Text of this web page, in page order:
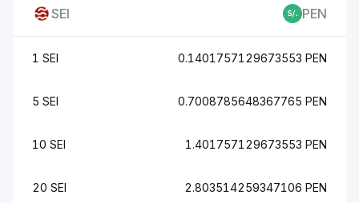
SEI PEN
1 SEI 0.1401757129673553 PEN
5 SEI 0.7008785648367765 PEN
10 SEI 1.401757129673553 PEN
20 SEI 2.803514259347106 PEN